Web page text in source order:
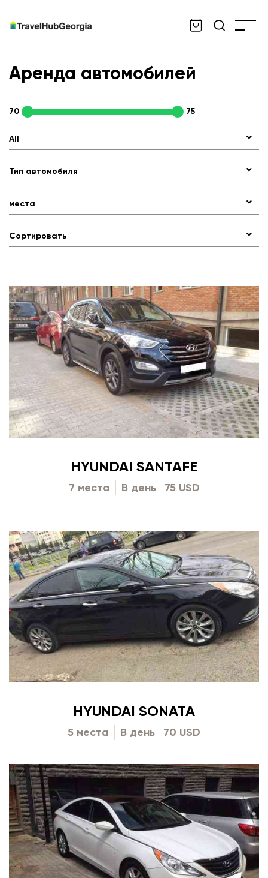
en
Аренда автомобилей
70 75
All
Тип автомобиля
места
Сортировать
HYUNDAI SANTAFE
7 места В день 75 USD
HYUNDAI SONATA
5 места В день 70 USD